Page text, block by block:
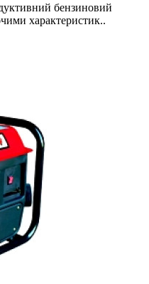
бензиновий
характеристик..